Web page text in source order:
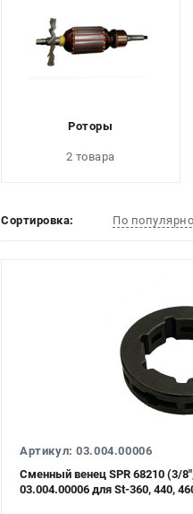
Роторы
2 товара
Сортировка: По
Артикул: 03.004.00006
Сменный венец SPR 68210 (3/
03.004.00006 для St-360, 440,